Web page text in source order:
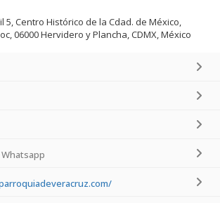
5, Centro Histórico de la Cdad. de México,
06000 Hervidero y Plancha, CDMX, México